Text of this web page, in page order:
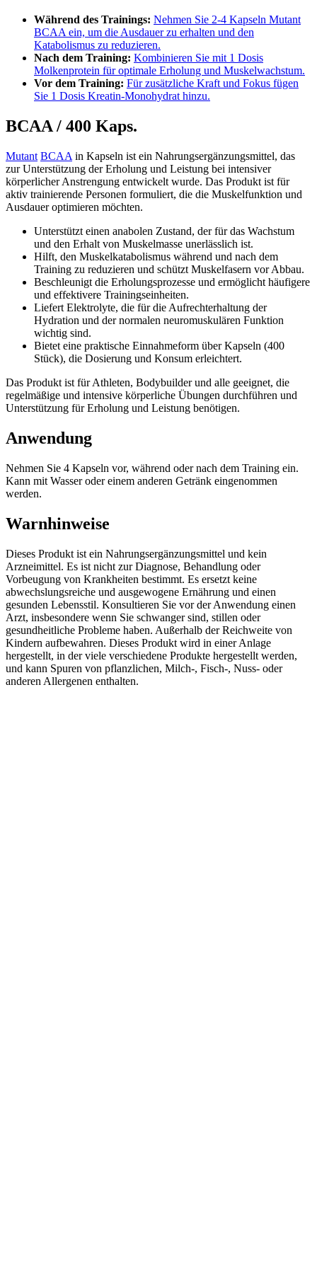
Während des Trainings: Nehmen Sie 2-4 Kapseln Mutant
BCAA ein, um die Ausdauer zu erhalten und den
Katabolismus zu reduzieren.
Nach dem Training: Kombinieren Sie mit 1 Dosis
Molkenprotein für optimale Erholung und Muskelwachstum.
Vor dem Training: Für zusätzliche Kraft und Fokus fügen
Sie 1 Dosis Kreatin-Monohydrat hinzu.
BCAA / 400 Kaps.
Mutant BCAA in Kapseln ist ein Nahrungsergänzungsmittel, das
zur Unterstützung der Erholung und Leistung bei intensiver
körperlicher Anstrengung entwickelt wurde. Das Produkt ist für
aktiv trainierende Personen formuliert, die die Muskelfunktion und
Ausdauer optimieren möchten.
Unterstützt einen anabolen Zustand, der für das Wachstum
und den Erhalt von Muskelmasse unerlässlich ist.
Hilft, den Muskelkatabolismus während und nach dem
Training zu reduzieren und schützt Muskelfasern vor Abbau.
Beschleunigt die Erholungsprozesse und ermöglicht häufigere
und effektivere Trainingseinheiten.
Liefert Elektrolyte, die für die Aufrechterhaltung der
Hydration und der normalen neuromuskulären Funktion
wichtig sind.
Bietet eine praktische Einnahmeform über Kapseln (400
Stück), die Dosierung und Konsum erleichtert.
Das Produkt ist für Athleten, Bodybuilder und alle geeignet, die
regelmäßige und intensive körperliche Übungen durchführen und
Unterstützung für Erholung und Leistung benötigen.
Anwendung
Nehmen Sie 4 Kapseln vor, während oder nach dem Training ein.
Kann mit Wasser oder einem anderen Getränk eingenommen
werden.
Warnhinweise
Dieses Produkt ist ein Nahrungsergänzungsmittel und kein
Arzneimittel. Es ist nicht zur Diagnose, Behandlung oder
Vorbeugung von Krankheiten bestimmt. Es ersetzt keine
abwechslungsreiche und ausgewogene Ernährung und einen
gesunden Lebensstil. Konsultieren Sie vor der Anwendung einen
Arzt, insbesondere wenn Sie schwanger sind, stillen oder
gesundheitliche Probleme haben. Außerhalb der Reichweite von
Kindern aufbewahren. Dieses Produkt wird in einer Anlage
hergestellt, in der viele verschiedene Produkte hergestellt werden,
und kann Spuren von pflanzlichen, Milch-, Fisch-, Nuss- oder
anderen Allergenen enthalten.